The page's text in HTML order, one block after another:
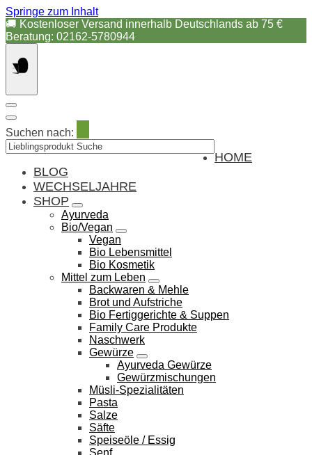
Springe zum Inhalt
🚚 Kostenloser Versand innerhalb Deutschlands ab 75 €
Beratung: 02162-5780944
Suchen nach:
HOME
BLOG
WECHSELJAHRE
SHOP
Ayurveda
Bio/Vegan
Vegan
Bio Lebensmittel
Bio Kosmetik
Mittel zum Leben
Backwaren & Mehle
Brot und Aufstriche
Bio Fertiggerichte & Suppen
Family Care Produkte
Naschwerk
Gewürze
Ayurveda Gewürze
Gewürzmischungen
Müsli-Spezialitäten
Pasta
Salze
Säfte
Speiseöle / Essig
Senf